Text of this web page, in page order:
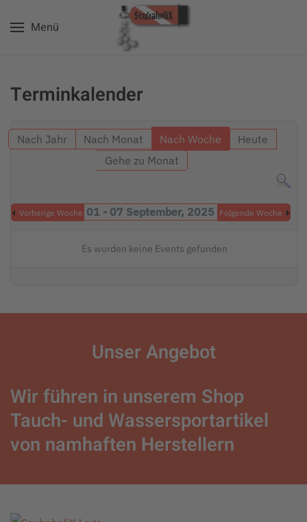
Zum Hauptinhalt springen
Menü
Terminkalender
Nach Jahr Nach Monat Nach Woche
Heute
Gehe zu Monat
Vorherige Woche 01 - 07 September, 2025 Folgende Woche
Es wurden keine Events gefunden
Unser Angebot
Wir führen in unserem Shop
Tauch- und Wassersportartikel
von namhaften Herstellern